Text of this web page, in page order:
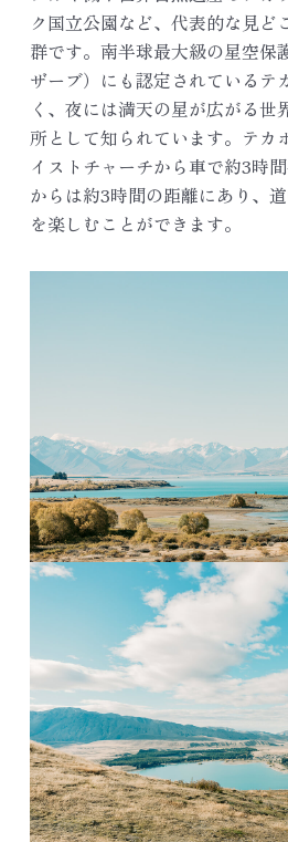
ク国立公園など、代表的な見ど
群です。南半球最大級の星空保
ザーブ）にも認定されているテ
く、夜には満天の星が広がる世
所として知られています。テカ
イストチャーチから車で約3時
からは約3時間の距離にあり、
を楽しむことができます。